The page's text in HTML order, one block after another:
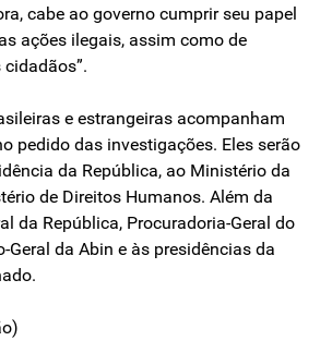
cabe ao governo cumprir seu papel
ações ilegais, assim como de
e estrangeiras acompanham
pedido das investigações. Eles serão
da República, ao Ministério da
de Direitos Humanos. Além da
da República, Procuradoria-Geral do
Geral da Abin e às presidências da